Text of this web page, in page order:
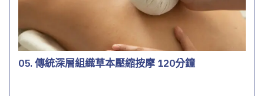
05. 傳統深層組織草本壓縮按摩 120分鐘